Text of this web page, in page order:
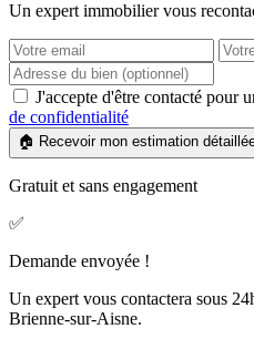
Un expert immobilier vous
J'accepte d'être contacté pour
de confidentialité
🏠 Recevoir mon estimation
Gratuit et sans engagement
✅
Demande envoyée !
Un expert vous contactera sous
Brienne-sur-Aisne.